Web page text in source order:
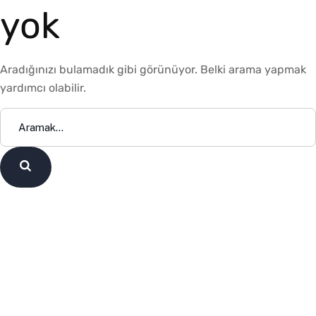
yok
Aradığınızı bulamadık gibi görünüyor. Belki arama yapmak
yardımcı olabilir.